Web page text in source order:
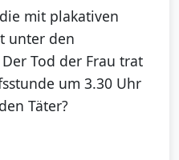
mit plakativen
unter den
Tod der Frau trat
um 3.30 Uhr
Täter?